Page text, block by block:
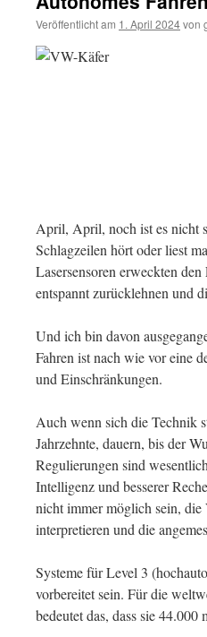
Veröffentlicht am 1. April 2024von
April, April, noch ist es nicht
Schlagzeilen hört oder liest
Lasersensoren erweckten
entspannt zurücklehnen und
Und ich bin davon
Fahren ist nach wie vor eine
und Einschränkungen.
Auch wenn sich die Technik
Jahrzehnte, dauern, bis der
Regulierungen sind
Intelligenz und besserer
nicht immer möglich sein, die
interpretieren und die
Systeme für Level 3
vorbereitet sein. Für die
bedeutet das, dass sie